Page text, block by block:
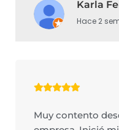
Karla
Hace 2
Muy contento